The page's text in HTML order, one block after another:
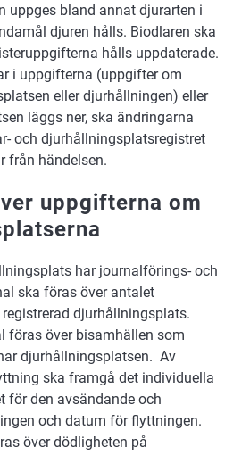
uppges bland annat djurarten i
djuren hålls. Biodlaren ska
hålls uppdaterade.
i uppgifterna (uppgifter om
eller djurhållningen) eller
läggs ner, ska ändringarna
och djurhållningsplatsregistret
från händelsen.
uppgifterna om
har journalförings- och
ska föras över antalet
djurhållningsplats.
föras över bisamhällen som
djurhållningsplatsen. Av
ska framgå det individuella
för den avsändande och
och datum för flyttningen.
över dödligheten på